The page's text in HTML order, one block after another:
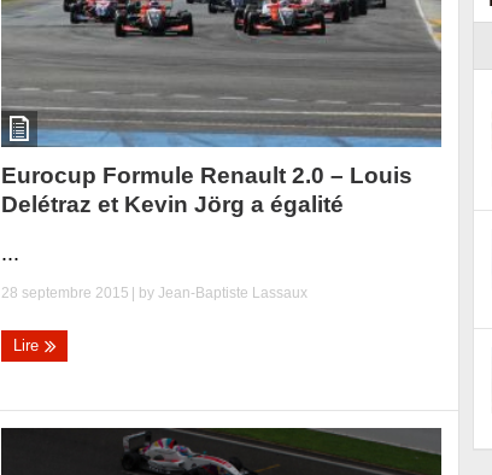
Eurocup Formule Renault 2.0 – Louis
Delétraz et Kevin Jörg a égalité
...
28 septembre 2015 | byJean-Baptiste Lassaux
Lire